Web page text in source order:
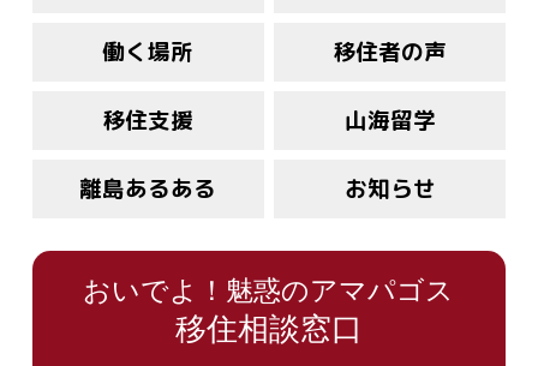
働く場所 移住者の声
移住支援 山海留学
離島あるある お知らせ
おいでよ！魅惑のアマパゴス
移住相談窓口